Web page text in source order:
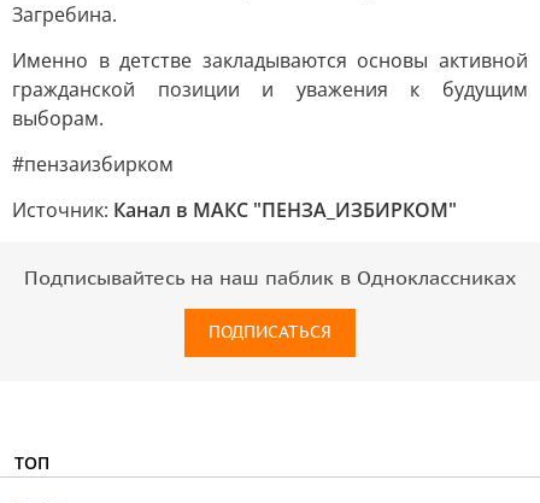
Загребина.
Именно в детстве закладываются основы активной
гражданской позиции и уважения к будущим
выборам.
#пензаизбирком
Источник: Канал в МАКС "ПЕНЗА_ИЗБИРКОМ"
Подписывайтесь на наш паблик в Одноклассниках
ПОДПИСАТЬСЯ
ТОП